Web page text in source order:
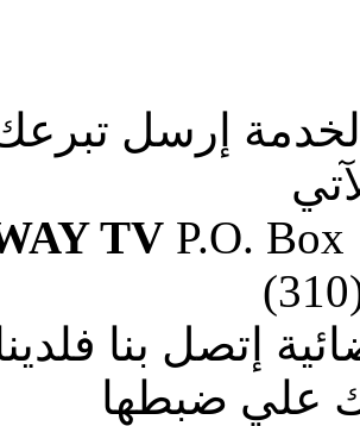
إرسل
TVP.O. Box
إتصل بنا
علي ضبطها